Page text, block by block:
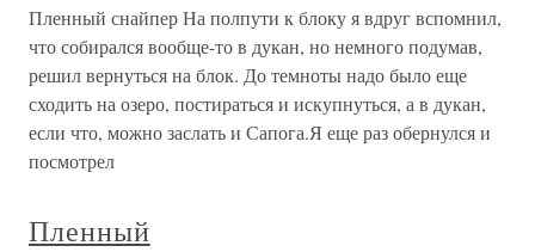
Пленный снайпер На полпути к блоку я вдруг вспомнил,
что собирался вообще-то в дукан, но немного подумав,
решил вернуться на блок. До темноты надо было еще
сходить на озеро, постираться и искупнуться, а в дукан,
если что, можно заслать и Сапога.Я еще раз обернулся и
посмотрел
Пленный